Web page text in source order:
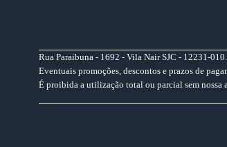
Rua Paraibuna - 1692 - Vila Nair SJC - 12231-
Eventuais promoções, descontos e prazos de
É proibida a utilização total ou parcial sem nossa